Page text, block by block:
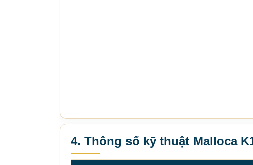
4. Thông số kỹ thuật Malloca